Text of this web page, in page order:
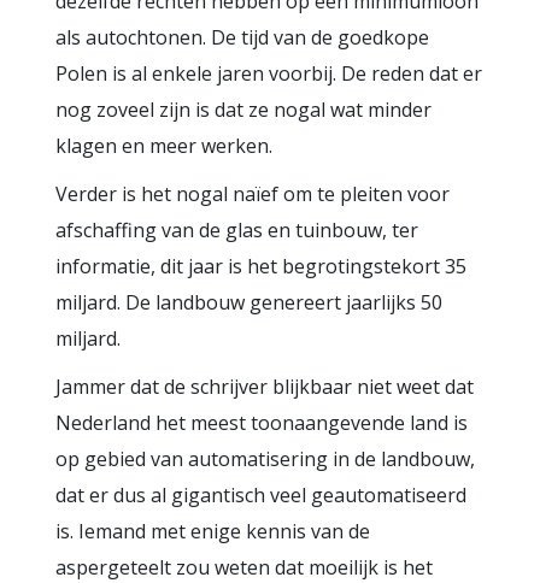
als autochtonen. De tijd van de goedkope
Polen is al enkele jaren voorbij. De reden dat er
nog zoveel zijn is dat ze nogal wat minder
klagen en meer werken.
Verder is het nogal naïef om te pleiten voor
afschaffing van de glas en tuinbouw, ter
informatie, dit jaar is het begrotingstekort 35
miljard. De landbouw genereert jaarlijks 50
miljard.
Jammer dat de schrijver blijkbaar niet weet dat
Nederland het meest toonaangevende land is
op gebied van automatisering in de landbouw,
dat er dus al gigantisch veel geautomatiseerd
is. Iemand met enige kennis van de
aspergeteelt zou weten dat moeilijk is het